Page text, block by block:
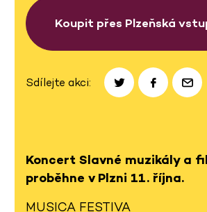
Koupit přes Plzeňská
Sdílejte akci:
Koncert Slavné muzikály a
proběhne v Plzni 11. října.
MUSICA FESTIVA